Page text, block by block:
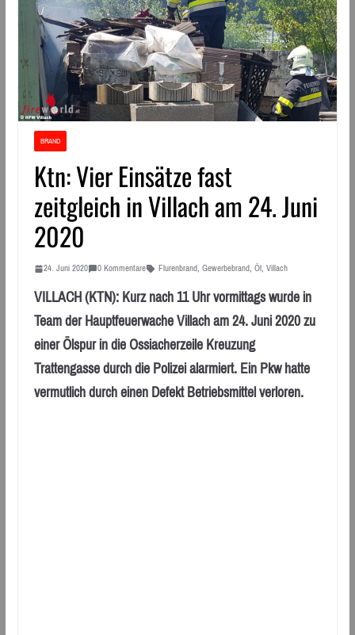
BRAND
Ktn: Vier Einsätze fast
zeitgleich in Villach am 24. Juni
2020
24. Juni 2020 0 Kommentare Flurenbrand, Gewerbebrand, Öl, Villach
VILLACH (KTN): Kurz nach 11 Uhr vormittags wurde in
Team der Hauptfeuerwache Villach am 24. Juni 2020 zu
einer Ölspur in die Ossiacherzeile Kreuzung
Trattengasse durch die Polizei alarmiert. Ein Pkw hatte
vermutlich durch einen Defekt Betriebsmittel verloren.